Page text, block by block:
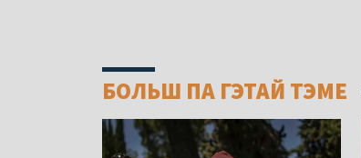
БОЛЬШ ПА ГЭТАЙ ТЭМЕ